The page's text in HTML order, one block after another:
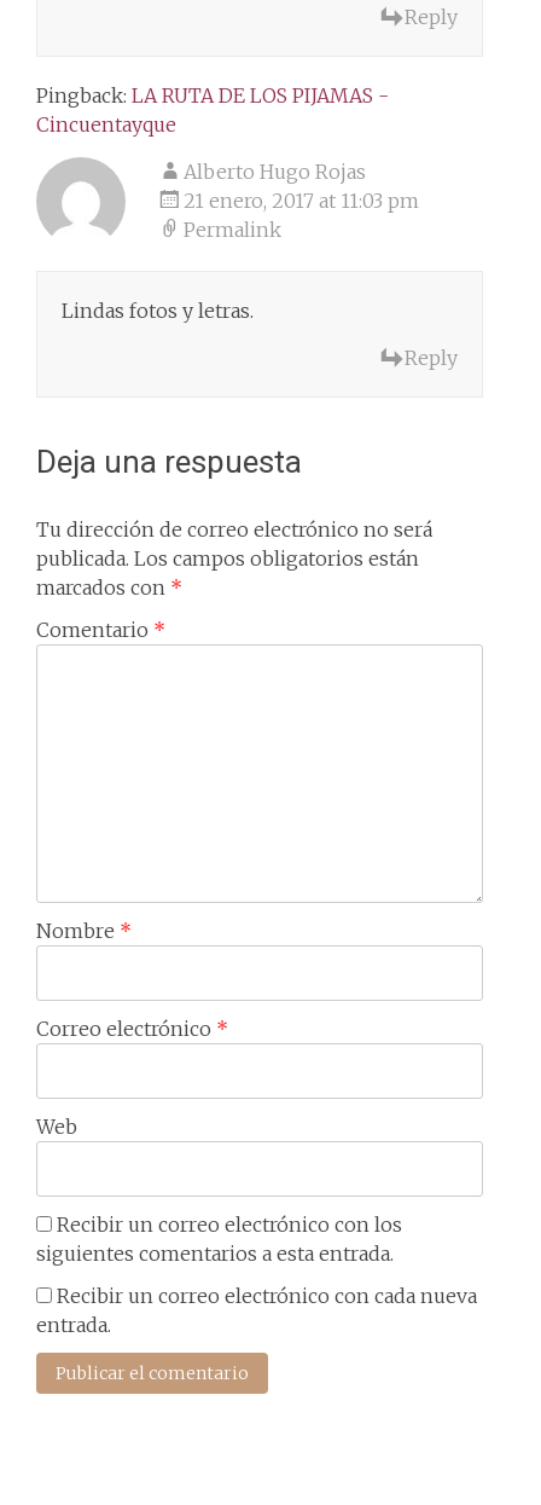
Reply
Pingback: LA RUTA DE LOS PIJAMAS -
Cincuentayque
Alberto Hugo Rojas
21 enero, 2017 at 11:03 pm
Permalink
Lindas fotos y letras.
Reply
Deja una respuesta
Tu dirección de correo electrónico no será
publicada. Los campos obligatorios están
marcados con *
Comentario *
Nombre *
Correo electrónico *
Web
Recibir un correo electrónico con los
siguientes comentarios a esta entrada.
Recibir un correo electrónico con cada nueva
entrada.